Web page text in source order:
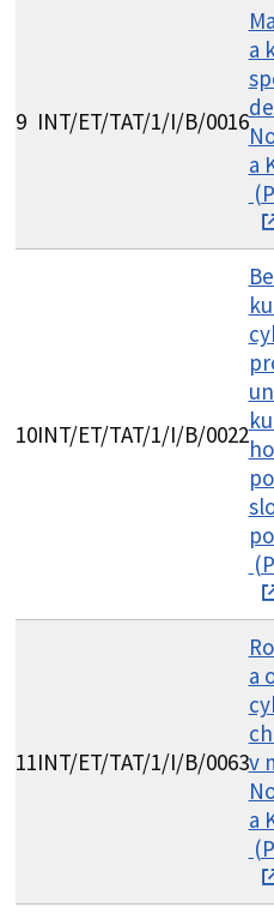
9 INT/ET/TAT/1/I/B/0016
a
a
10INT/ET/TAT/1/I/B/0022
11INT/ET/TAT/1/I/B/0063
a
v
a